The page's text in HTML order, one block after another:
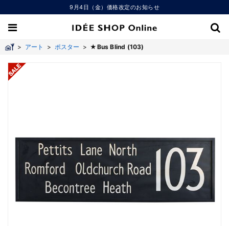
9月4日（金）価格改定のお知らせ
> アート > ポスター > ★Bus Blind (103)